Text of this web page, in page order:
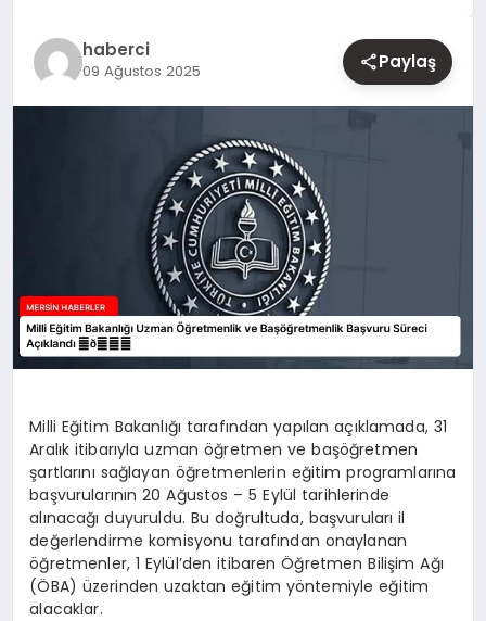
haberci
09 Ağustos 2025 Paylaş
Milli Eğitim Bakanlığı tarafından yapılan açıklamada, 31
Aralık itibarıyla uzman öğretmen ve başöğretmen
şartlarını sağlayan öğretmenlerin eğitim programlarına
başvurularının 20 Ağustos – 5 Eylül tarihlerinde
alınacağı duyuruldu. Bu doğrultuda, başvuruları il
değerlendirme komisyonu tarafından onaylanan
öğretmenler, 1 Eylül’den itibaren Öğretmen Bilişim Ağı
(ÖBA) üzerinden uzaktan eğitim yöntemiyle eğitim
alacaklar.